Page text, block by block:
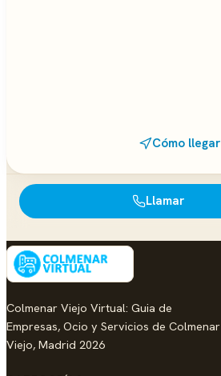
Cómo llegar
Llamar
Colmenar Viejo Virtual: Guia de
Empresas, Ocio y Servicios de Colmenar
Viejo, Madrid 2026